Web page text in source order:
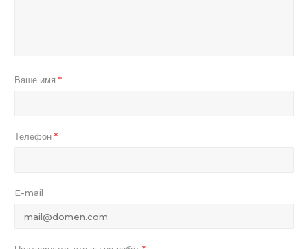
Ваше имя *
Телефон *
E-mail